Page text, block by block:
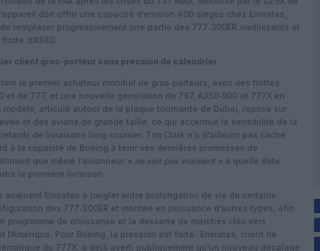
doit offrir une capacité d’environ 400 sièges chez Emirates,
remplacer progressivement une partie des 777‑300ER vieillissants et
d’A380.
client gros-porteur sous pression de calendrier
le premier acheteur mondial de gros‑porteurs, avec des flottes
et de 777, et une nouvelle génération de 787, A350‑900 et 777X en
modèle, articulé autour de la plaque tournante de Dubaï, repose sur
et des avions de grande taille, ce qui accentue la sensibilité de la
de livraisons long‑courrier. Tim Clark n’a d’ailleurs pas caché
à la capacité de Boeing à tenir ses dernières promesses de
que même l’avionneur « ne sait pas vraiment » à quelle date
la première livraison.
amènent Emirates à jongler entre prolongation de vie de certains
des 777‑300ER et montée en puissance d’autres types, afin
programme de croissance et la desserte de marchés clés vers
l’Amérique. Pour Boeing, la pression est forte : Emirates, client de
du 777X, a déjà averti publiquement qu’un nouveau décalage